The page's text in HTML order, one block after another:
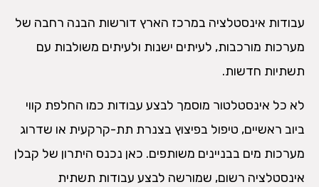
עבודות אינסטלציה במרכז הארץ דורשות הבנה רחבה של
מערכות מורכבות, לעיתים ישנות ולעיתים משולבות עם
תשתיות חדשות.
לא כל אינסטלטור מוסמך לבצע עבודות כמו החלפת קווי
ביוב ראשיים, טיפול בפיצוץ בצנרת תת-קרקעית או שדרוג
מערכות מים בבניינים משותפים. כאן נכנס היתרון של קבלן
אינסטלציה רשום, שמורשה לבצע עבודות תשתית